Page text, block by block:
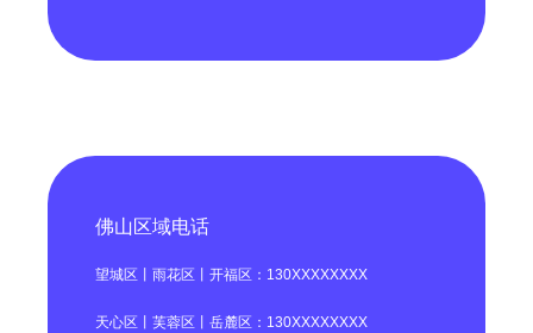
佛山区域电话
望城区丨雨花区丨开福区：130XXXXXXXX
天心区丨芙蓉区丨岳麓区：130XXXXXXXX